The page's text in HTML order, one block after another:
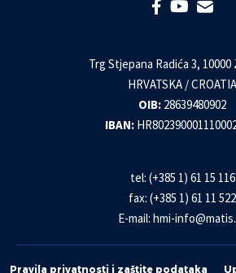
Trg Stjepana Radića 3, 10000
HRVATSKA / CROATIA
OIB: 28639480902
IBAN:
tel: (+385 1) 61 15 116
fax: (+385 1) 61 11 522
E-mail: hmi-
Pravila privatnosti i zaštite podataka